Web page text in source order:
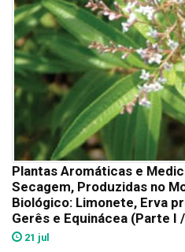
Plantas Aromáticas e
Secagem, Produzidas no
Biológico: Limonete, Erva
Gerês e Equinácea (Parte I
21 jul